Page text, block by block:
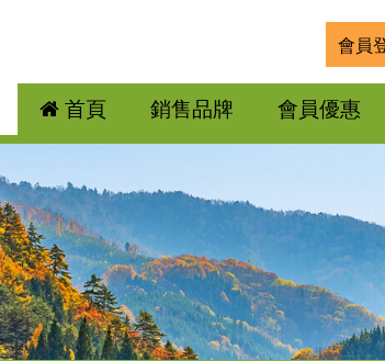
會員
首頁 銷售品牌 會員優惠